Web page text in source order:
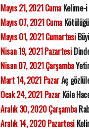
Mayıs 21, 2021 CumaKelime-i
Mayıs 07, 2021 Cuma
Mayıs 01, 2021 Cumartesi
Nisan 19, 2021 Pazartesi
Nisan 07, 2021 Çarşamba
Mart 14, 2021 PazarAç
Ocak 24, 2021 PazarKöle
Aralık 30, 2020 Çarşamba
Aralık 14, 2020 Pazartesi